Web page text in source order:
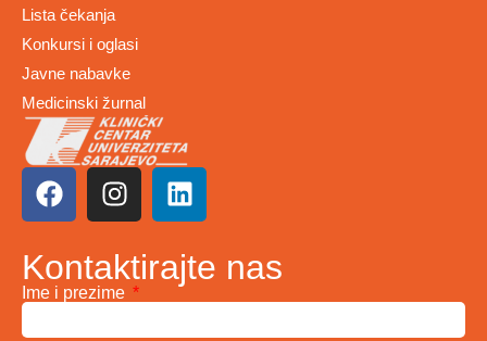
Lista čekanja
Konkursi i oglasi
Javne nabavke
Medicinski žurnal
Kontaktirajte nas
Ime i prezime